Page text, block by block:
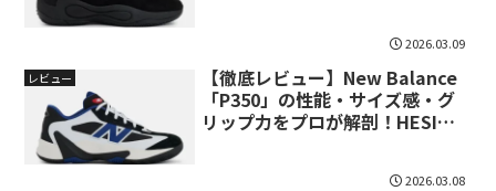
2026.03.09
レビュー
【徹底レビュー】New Balance
「P350」の性能・サイズ感・グ
リップ力をプロが解剖！HESI
2026.03.08